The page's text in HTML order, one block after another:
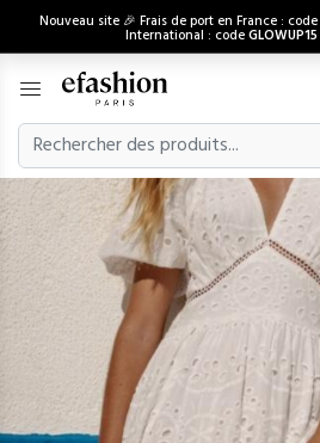
Nouveau site 🎉 Frais de port en France : code
International : codeGLOWUP15